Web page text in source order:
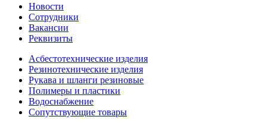
Новости
Сотрудники
Вакансии
Реквизиты
Асбестотехнические изделия
Резинотехнические изделия
Рукава и шланги резиновые
Полимеры и пластики
Водоснабжение
Сопутствующие товары